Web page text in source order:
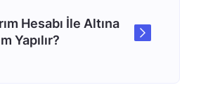
Hesabı İle Altına
Yapılır?